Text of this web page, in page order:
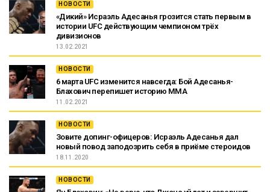
НОВОСТИ
«Дикий» Исраэль Адесанья грозится стать первым в
истории UFC действующим чемпионом трёх
дивизионов
13.02.2021
НОВОСТИ
6 марта UFC изменится навсегда: Бой Адесанья-
Блахович перепишет историю ММА
11.02.2021
НОВОСТИ
Зовите допинг-офицеров: Исраэль Адесанья дал
новый повод заподозрить себя в приёме стероидов
18.11.2020
НОВОСТИ